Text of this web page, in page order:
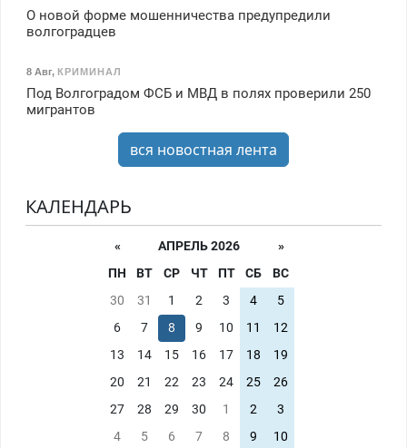
О новой форме мошенничества предупредили
волгоградцев
8 Авг, КРИМИНАЛ
Под Волгоградом ФСБ и МВД в полях проверили 250
мигрантов
вся новостная лента
КАЛЕНДАРЬ
« АПРЕЛЬ 2026
»
ПН
ВТ СР ЧТ ПТ СБ
ВС
30
31 1 2 3 4
5
6
7 8 9 10 11
12
13
14 15 16 17 18
19
20
21 22 23 24 25
26
27
28 29 30 1 2
3
4
5 6 7 8 9 10